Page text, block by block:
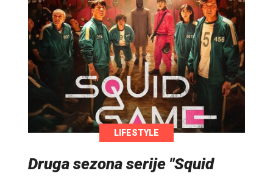
LIFESTYLE
Druga sezona serije "Squid